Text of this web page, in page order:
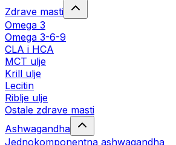
Zdrave masti
Omega 3
Omega 3-6-9
CLA i HCA
MCT ulje
Krill ulje
Lecitin
Riblje ulje
Ostale zdrave masti
Ashwagandha
Jednokomponentna ashwagandha